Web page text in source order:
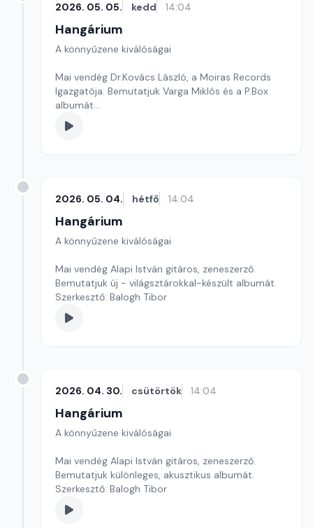
2026. 05. 05. kedd 14:04
Hangárium
A könnyűzene kiválóságai
Mai vendég Dr.Kovács László, a Moiras Records
Igazgatója. Bemutatjuk Varga Miklós és a P.Box
albumát
Szerkesztő: Balogh Tibor
2026. 05. 04. hétfő 14:04
Hangárium
A könnyűzene kiválóságai
Mai vendég Alapi István gitáros, zeneszerző.
Bemutatjuk új - világsztárokkal-készült albumát.
Szerkesztő: Balogh Tibor
2026. 04. 30. csütörtök 14:04
Hangárium
A könnyűzene kiválóságai
Mai vendég Alapi István gitáros, zeneszerző.
Bemutatjuk különleges, akusztikus albumát.
Szerkesztő: Balogh Tibor